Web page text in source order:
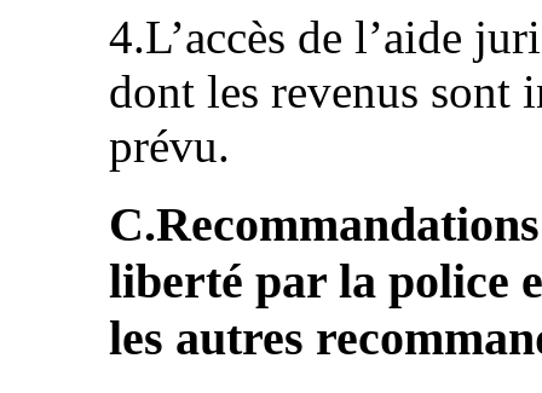
4.L’accès de l’aide
dont les revenus sont
prévu.
liberté par la police
les autres